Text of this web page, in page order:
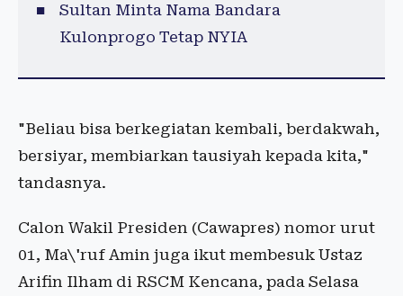
Sultan Minta Nama Bandara
Kulonprogo Tetap NYIA
"Beliau bisa berkegiatan kembali, berdakwah,
bersiyar, membiarkan tausiyah kepada kita,"
tandasnya.
Calon Wakil Presiden (Cawapres) nomor urut
01, Ma\'ruf Amin juga ikut membesuk Ustaz
Arifin Ilham di RSCM Kencana, pada Selasa